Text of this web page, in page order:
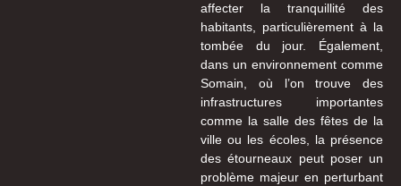
affecter la tranquillité des
habitants, particulièrement à la
tombée du jour. Également,
dans un environnement comme
Somain, où l’on trouve des
infrastructures importantes
comme la salle des fêtes de la
ville ou les écoles, la présence
des étourneaux peut poser un
problème majeur en perturbant